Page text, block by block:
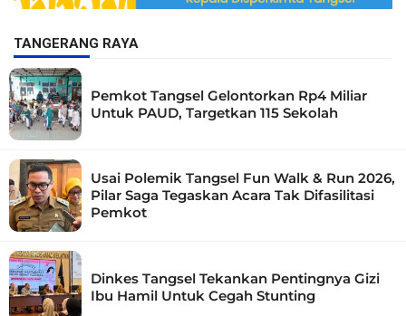
TANGERANG RAYA
Pemkot Tangsel Gelontorkan Rp4 Miliar
Untuk PAUD, Targetkan 115 Sekolah
Usai Polemik Tangsel Fun Walk & Run 2026,
Pilar Saga Tegaskan Acara Tak Difasilitasi
Pemkot
Dinkes Tangsel Tekankan Pentingnya Gizi
Ibu Hamil Untuk Cegah Stunting